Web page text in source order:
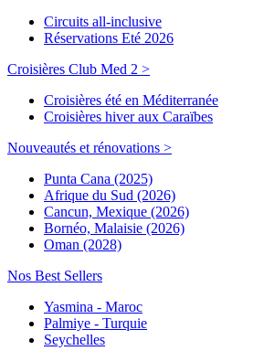
Circuits all-inclusive
Réservations Eté 2026
Croisières Club Med 2 >
Croisières été en Méditerranée
Croisières hiver aux Caraïbes
Nouveautés et rénovations >
Punta Cana (2025)
Afrique du Sud (2026)
Cancun, Mexique (2026)
Bornéo, Malaisie (2026)
Oman (2028)
Nos Best Sellers
Yasmina - Maroc
Palmiye - Turquie
Seychelles